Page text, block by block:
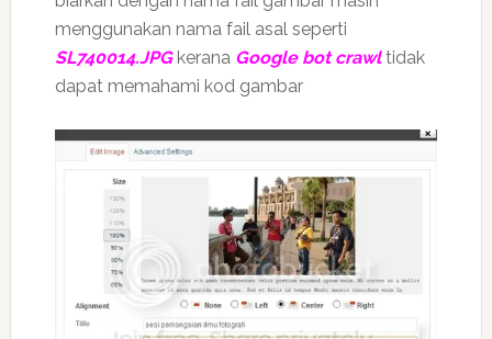
menggunakan nama fail asal seperti
SL740014.JPGkerana Google bot crawltidak
dapat memahami kod gambar